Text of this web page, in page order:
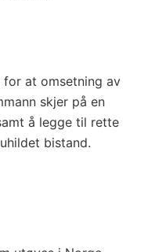
at omsetning av
skjer på en
å legge til rette
bistand.